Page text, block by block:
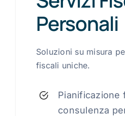
Personali
Soluzioni su misura
fiscali uniche.
Pianificazione
consulenza